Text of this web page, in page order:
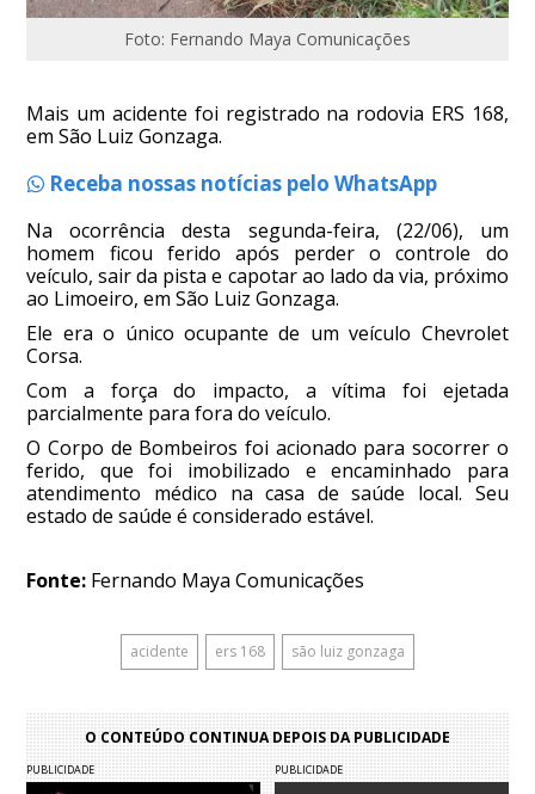
Foto: Fernando Maya Comunicações
Mais um acidente foi registrado na rodovia ERS 168,
em São Luiz Gonzaga.
Receba nossas notícias pelo WhatsApp
Na ocorrência desta segunda-feira, (22/06), um
homem ficou ferido após perder o controle do
veículo, sair da pista e capotar ao lado da via, próximo
ao Limoeiro, em São Luiz Gonzaga.
Ele era o único ocupante de um veículo Chevrolet
Corsa.
Com a força do impacto, a vítima foi ejetada
parcialmente para fora do veículo.
O Corpo de Bombeiros foi acionado para socorrer o
ferido, que foi imobilizado e encaminhado para
atendimento médico na casa de saúde local. Seu
estado de saúde é considerado estável.
Fonte: Fernando Maya Comunicações
acidente ers 168 são luiz gonzaga
O CONTEÚDO CONTINUA DEPOIS DA PUBLICIDADE
PUBLICIDADE PUBLICIDADE